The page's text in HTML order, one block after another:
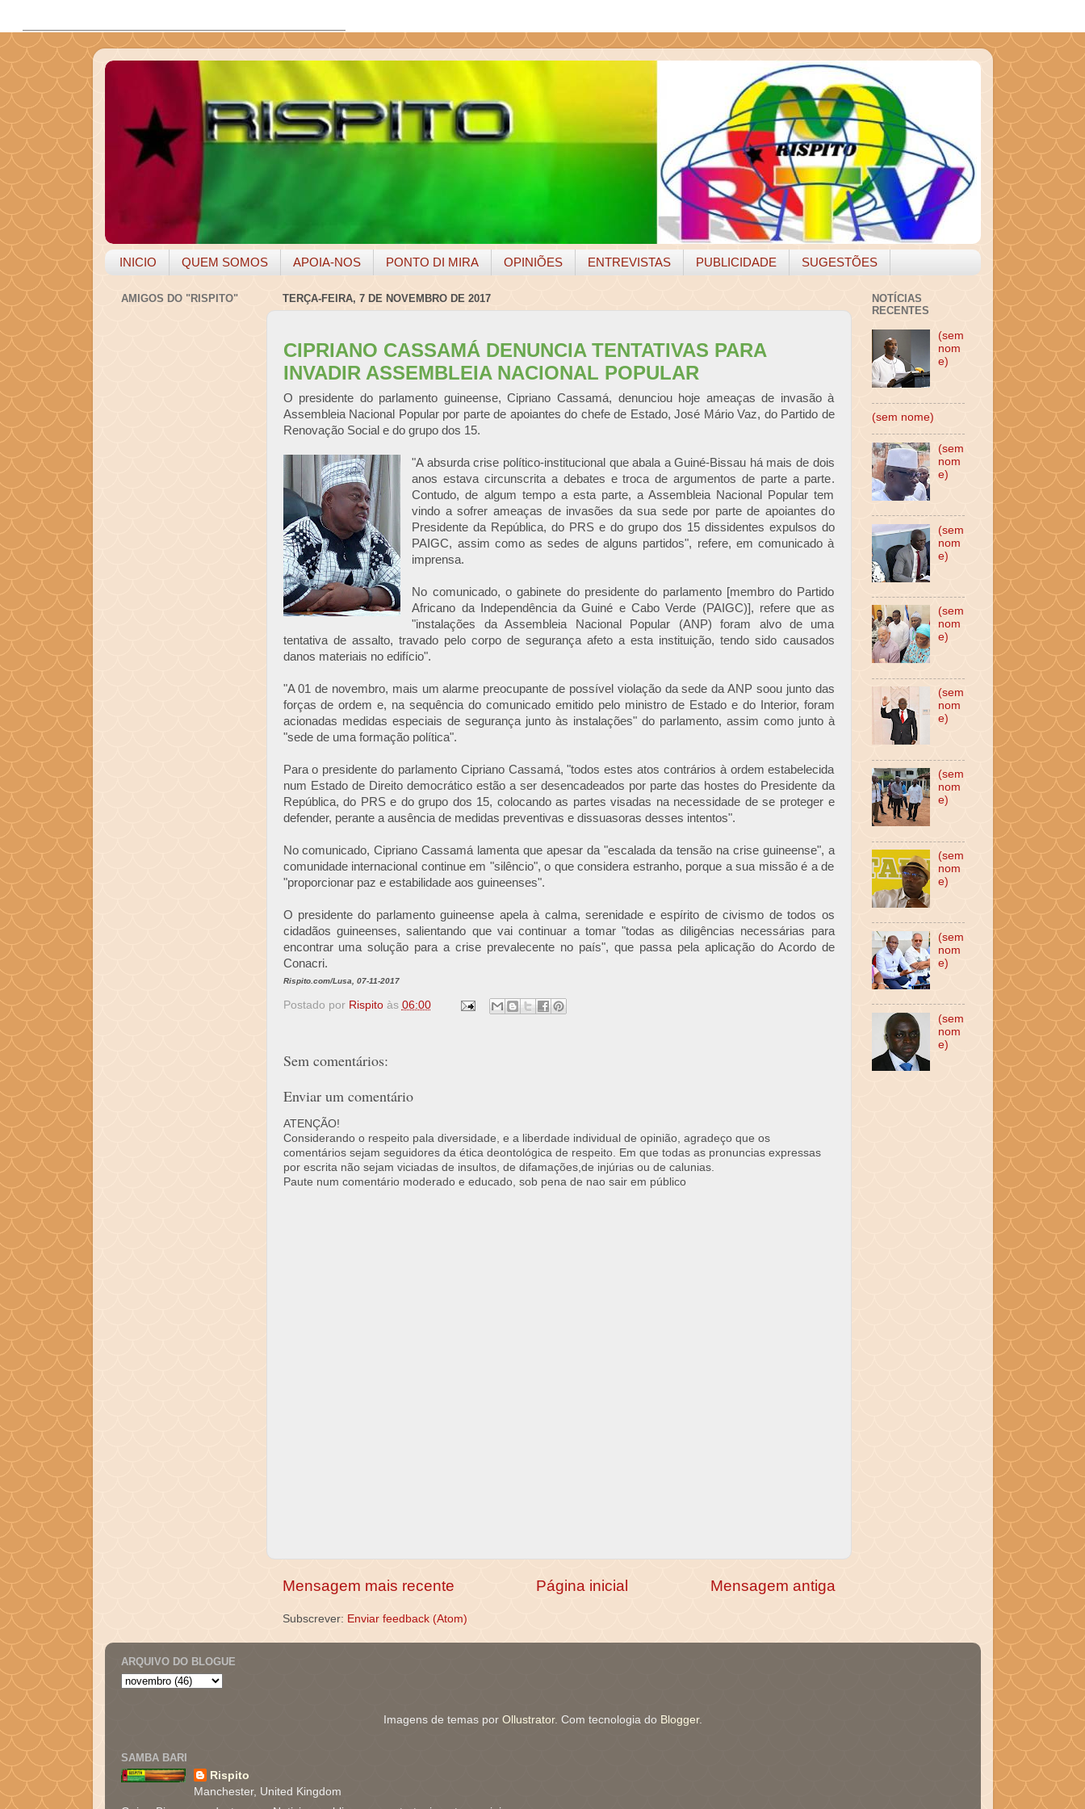
INICIO QUEM SOMOS APOIA-NOS PONTO DI MIRA OPINIÕES ENTREVISTAS PUBLICIDADE SUGESTÕES
TERÇA-FEIRA, 7 DE NOVEMBRO DE 2017
CIPRIANO CASSAMÁ DENUNCIA TENTATIVAS PARA
INVADIR ASSEMBLEIA NACIONAL POPULAR
O presidente do parlamento guineense, Cipriano Cassamá, denunciou hoje ameaças de invasão à
Assembleia Nacional Popular por parte de apoiantes do chefe de Estado, José Mário Vaz, do Partido de
Renovação Social e do grupo dos 15.
"A absurda crise político-institucional que abala a Guiné-Bissau há mais de dois
anos estava circunscrita a debates e troca de argumentos de parte a parte.
Contudo, de algum tempo a esta parte, a Assembleia Nacional Popular tem
vindo a sofrer ameaças de invasões da sua sede por parte de apoiantes do
Presidente da República, do PRS e do grupo dos 15 dissidentes expulsos do
PAIGC, assim como as sedes de alguns partidos", refere, em comunicado à
imprensa.
No comunicado, o gabinete do presidente do parlamento [membro do Partido
Africano da Independência da Guiné e Cabo Verde (PAIGC)], refere que as
"instalações da Assembleia Nacional Popular (ANP) foram alvo de uma
tentativa de assalto, travado pelo corpo de segurança afeto a esta instituição, tendo sido causados
danos materiais no edifício".
"A 01 de novembro, mais um alarme preocupante de possível violação da sede da ANP soou junto das
forças de ordem e, na sequência do comunicado emitido pelo ministro de Estado e do Interior, foram
acionadas medidas especiais de segurança junto às instalações" do parlamento, assim como junto à
"sede de uma formação política".
Para o presidente do parlamento Cipriano Cassamá, "todos estes atos contrários à ordem estabelecida
num Estado de Direito democrático estão a ser desencadeados por parte das hostes do Presidente da
República, do PRS e do grupo dos 15, colocando as partes visadas na necessidade de se proteger e
defender, perante a ausência de medidas preventivas e dissuasoras desses intentos".
No comunicado, Cipriano Cassamá lamenta que apesar da "escalada da tensão na crise guineense", a
comunidade internacional continue em "silêncio", o que considera estranho, porque a sua missão é a de
"proporcionar paz e estabilidade aos guineenses".
O presidente do parlamento guineense apela à calma, serenidade e espírito de civismo de todos os
cidadãos guineenses, salientando que vai continuar a tomar "todas as diligências necessárias para
encontrar uma solução para a crise prevalecente no país", que passa pela aplicação do Acordo de
Conacri.
Rispito.com/Lusa, 07-11-2017
Postado por Rispito às 06:00
Sem comentários:
Enviar um comentário
ATENÇÃO!
Considerando o respeito pala diversidade, e a liberdade individual de opinião, agradeço que os
comentários sejam seguidores da ética deontológica de respeito. Em que todas as pronuncias expressas
por escrita não sejam viciadas de insultos, de difamações,de injúrias ou de calunias.
Paute num comentário moderado e educado, sob pena de nao sair em público
Mensagem mais recente Mensagem antiga
Página inicial
Subscrever: Enviar feedback (Atom)
AMIGOS DO "RISPITO"
NOTÍCIAS
RECENTES
(sem
nom
e)
(sem nome)
(sem
nom
e)
(sem
nom
e)
(sem
nom
e)
(sem
nom
e)
(sem
nom
e)
(sem
nom
e)
(sem
nom
e)
(sem
nom
e)
ARQUIVO DO BLOGUE
Imagens de temas por Ollustrator. Com tecnologia do Blogger.
SAMBA BARI
Rispito
Manchester, United Kingdom